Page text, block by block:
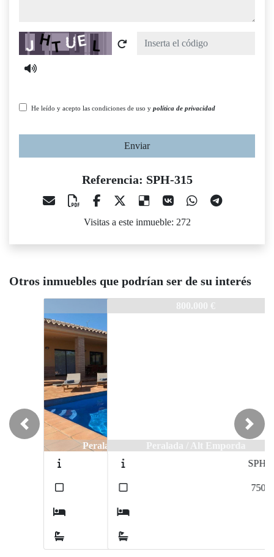
Captcha
He leído y acepto las condiciones de uso y política de privacidad
Enviar
Referencia: SPH-315
Visitas a este inmueble: 272
Otros inmuebles que podrían ser de su interés
Peralada / Alt Emporda
Previous Next